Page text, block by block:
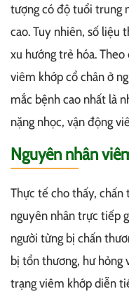
tượng có độ tuổi trung
cao. Tuy nhiên, số liệu
xu hướng trẻ hóa.
viêm khớp cổ chân ở
mắc bệnh cao nhất là
nặng nhọc, vận động
Nguyên nhân
Thực tế cho thấy,
nguyên nhân trực tiếp
người từng bị chấn
bị tổn thương, hư
trạng viêm khớp diễn